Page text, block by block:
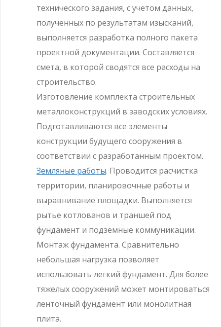
технического задания, с учетом данных,
полученных по результатам изысканий,
выполняется разработка полного пакета
проектной документации. Составляется
смета, в которой сводятся все расходы на
строительство.
Изготовление комплекта строительных
металлоконструкций в заводских условиях.
Подготавливаются все элементы
конструкции будущего сооружения в
соответствии с разработанным проектом.
Земляные работы. Проводится расчистка
территории, планировочные работы и
выравнивание площадки. Выполняется
рытье котлованов и траншей под
фундамент и подземные коммуникации.
Монтаж фундамента. Сравнительно
небольшая нагрузка позволяет
использовать легкий фундамент. Для более
тяжелых сооружений может монтироваться
ленточный фундамент или монолитная
плита.